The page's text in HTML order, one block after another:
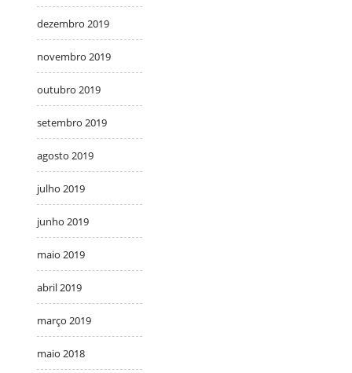
dezembro 2019
novembro 2019
outubro 2019
setembro 2019
agosto 2019
julho 2019
junho 2019
maio 2019
abril 2019
março 2019
maio 2018